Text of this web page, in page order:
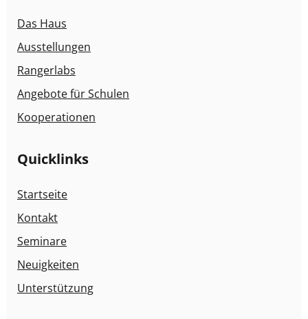
Das Haus
Ausstellungen
Rangerlabs
Angebote für Schulen
Kooperationen
Quicklinks
Startseite
Kontakt
Seminare
Neuigkeiten
Unterstützung